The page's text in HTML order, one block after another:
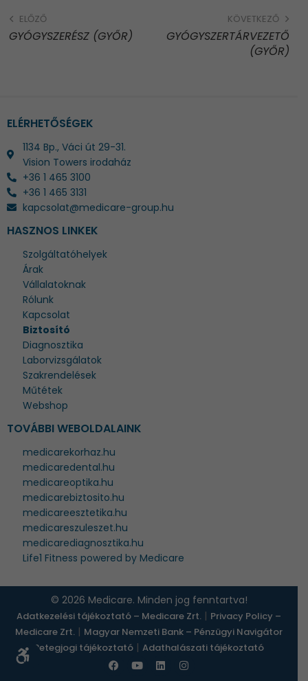
ELŐZŐ
GYÓGYSZERÉSZ (GYŐR)
KÖVETKEZŐ
GYÓGYSZERTÁRVEZETŐ
(GYŐR)
ELÉRHETŐSÉGEK
1134 Bp., Váci út 29-31.
Vision Towers irodaház
+36 1 465 3100
+36 1 465 3131
kapcsolat@medicare-group.hu
HASZNOS LINKEK
Szolgáltatóhelyek
Árak
Vállalatoknak
Rólunk
Kapcsolat
Biztosító
Diagnosztika
Laborvizsgálatok
Szakrendelések
Műtétek
Webshop
TOVÁBBI WEBOLDALAINK
medicarekorhaz.hu
medicaredental.hu
medicareoptika.hu
medicarebiztosito.hu
medicareesztetika.hu
medicareszuleszet.hu
medicarediagnosztika.hu
Life1 Fitness powered by Medicare
© 2026 Medicare. Minden jog fenntartva!
Adatkezelési tájékoztató – Medicare Zrt. | Privacy Policy –
Medicare Zrt. | Magyar Nemzeti Bank – Pénzügyi Navigátor
Betegjogi tájékoztató | Adathalászati tájékoztató